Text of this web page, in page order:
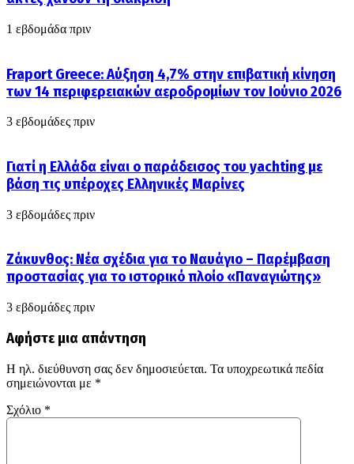
1 εβδομάδα πριν
Fraport Greece: Αύξηση 4,7% στην επιβατική κίνηση
των 14 περιφερειακών αεροδρομίων τον Ιούνιο 2026
3 εβδομάδες πριν
Γιατί η Ελλάδα είναι ο παράδεισος του yachting με
βάση τις υπέροχες Ελληνικές Μαρίνες
3 εβδομάδες πριν
Ζάκυνθος: Νέα σχέδια για το Ναυάγιο – Παρέμβαση
προστασίας για το ιστορικό πλοίο «Παναγιώτης»
3 εβδομάδες πριν
Αφήστε μια απάντηση
Η ηλ. διεύθυνση σας δεν δημοσιεύεται. Τα υποχρεωτικά πεδία
σημειώνονται με *
Σχόλιο *